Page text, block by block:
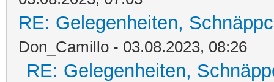
RE: Gelegenheiten,
Don_Camillo - 03.08.2023, 08:26
RE: Gelegenheiten,